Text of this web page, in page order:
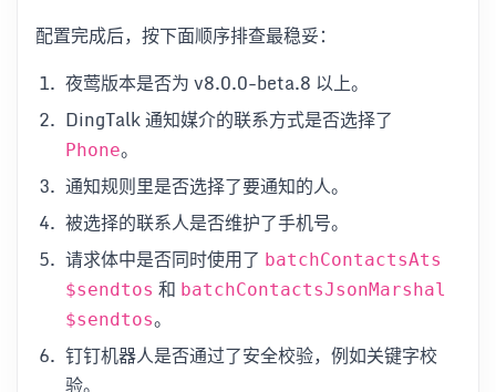
配置完成后，按下面顺序排查最稳妥：
夜莺版本是否为 v8.0.0-beta.8 以上。
DingTalk 通知媒介的联系方式是否选择了
Phone。
通知规则里是否选择了要通知的人。
被选择的联系人是否维护了手机号。
请求体中是否同时使用了 batchContactsAts
$sendtos 和 batchContactsJsonMarshal
$sendtos。
钉钉机器人是否通过了安全校验，例如关键字校
验。